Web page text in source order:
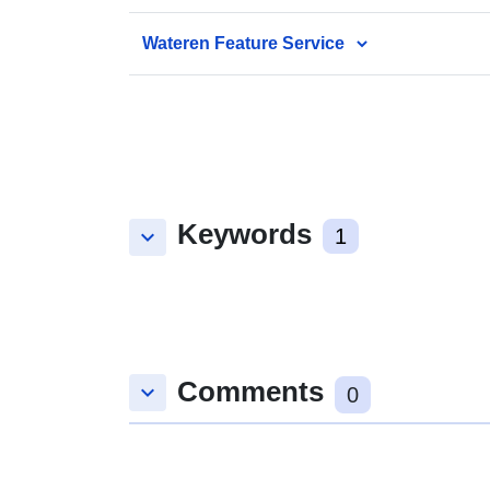
Wateren Feature Service
keyboard_arrow_down Keywords 1
keyboard_arrow_down Comments 0